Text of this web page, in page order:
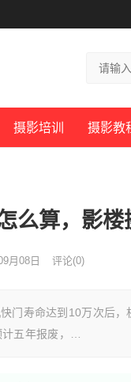
摄影培训 摄影教
么算，影
月08日 评论(0)
门寿命达到10万次后
五年报废，…